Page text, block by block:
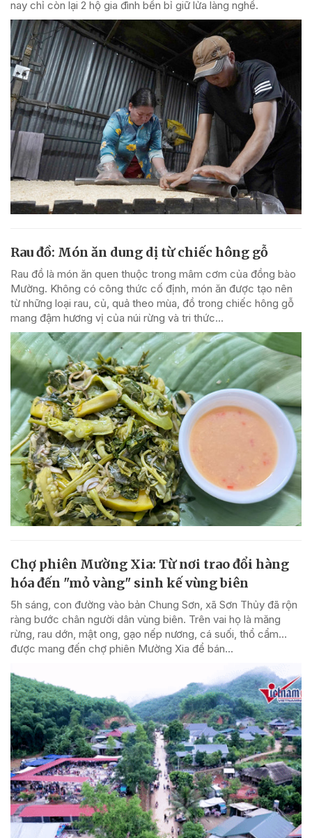
nay chỉ còn lại 2 hộ gia đình bền bỉ giữ lửa làng nghề.
Rau đồ: Món ăn dung dị từ chiếc hông gỗ
Rau đồ là món ăn quen thuộc trong mâm cơm của đồng bào
Mường. Không có công thức cố định, món ăn được tạo nên
từ những loại rau, củ, quả theo mùa, đồ trong chiếc hông gỗ
mang đậm hương vị của núi rừng và tri thức...
Chợ phiên Mường Xia: Từ nơi trao đổi hàng
hóa đến "mỏ vàng" sinh kế vùng biên
5h sáng, con đường vào bản Chung Sơn, xã Sơn Thủy đã rộn
ràng bước chân người dân vùng biên. Trên vai họ là măng
rừng, rau dớn, mật ong, gạo nếp nương, cá suối, thổ cẩm…
được mang đến chợ phiên Mường Xia để bán...